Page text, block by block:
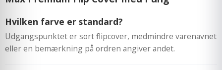
Hvilken farve er standard?
Udgangspunktet er sort flipcover, medmindre varenavnet
eller en bemærkning på ordren angiver andet.